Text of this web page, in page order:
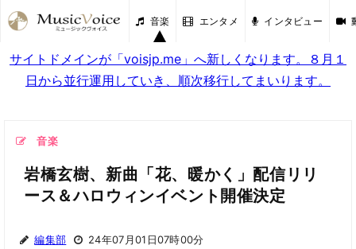
音楽 エンタメ インタビュー
サイトドメインが「voisjp.me」へ新しくなります。８月１
日から並行運用していき、順次移行してまいります。
音楽
岩橋玄樹、新曲「花、暖かく」配信リリ
ース＆ハロウィンイベント開催決定
編集部 24年07月01日07時00分